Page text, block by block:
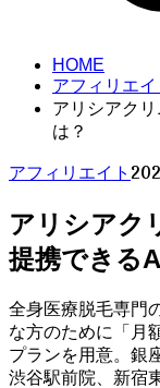
HOME
アフィリエイ
アリシアク
は？
アフィリエイト
アリシアク
提携できる
全身医療脱毛専門
な方のために「月
プランを用意。銀
渋谷駅前院、新宿